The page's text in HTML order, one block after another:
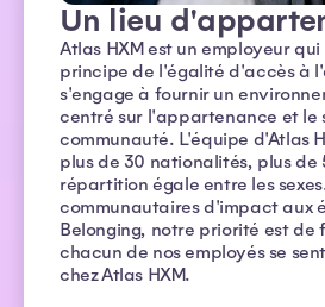
Un lieu
Atlas HXM est un employeur
principe de l'égalité d'accès à
s'engage à fournir un
centré sur l'appartenance et le
communauté. L'équipe d'Atlas
plus de 30 nationalités, plus de
répartition égale entre les
communautaires d'impact aux
Belonging, notre priorité est de
chacun de nos employés se
chez Atlas HXM.